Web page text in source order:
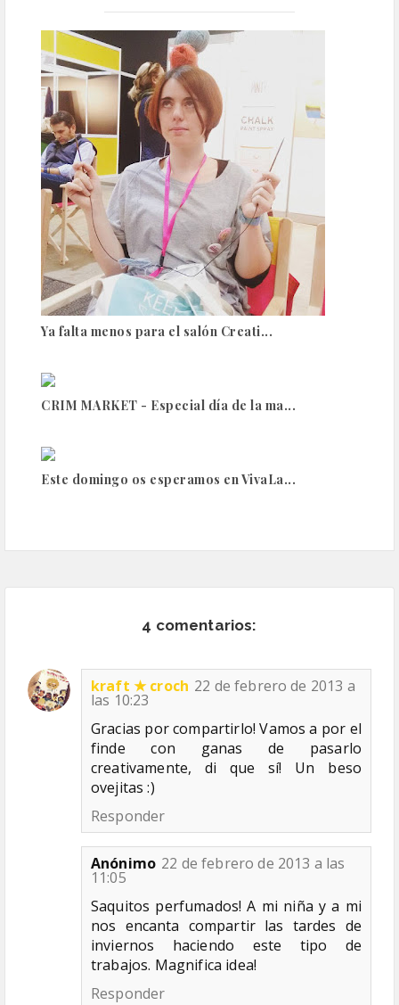
Ya falta menos para el salón Creati...
CRIM MARKET - Especial día de la ma...
Este domingo os esperamos en VivaLa...
4 comentarios:
kraft ★ croch 22 de febrero de 2013 a
las 10:23
Gracias por compartirlo! Vamos a por el
finde con ganas de pasarlo
creativamente, di que sí! Un beso
ovejitas :)
Responder
Anónimo 22 de febrero de 2013 a las
11:05
Saquitos perfumados! A mi niña y a mi
nos encanta compartir las tardes de
inviernos haciendo este tipo de
trabajos. Magnifica idea!
Responder